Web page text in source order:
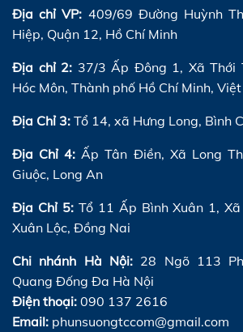
Địa chỉ VP: 409/69 Đường Huỳnh
Hiệp, Quận 12, Hồ Chí Minh
Địa chỉ 2: 37/3 Ấp Đông 1, Xã Thới
Hóc Môn, Thành phố Hồ Chí Minh,
Địa Chỉ 3: Tổ 14, xã Hưng Long, Bình
Địa Chỉ 4: Ấp Tân Điền, Xã Long
Giuộc, Long An
Địa Chỉ 5:Tổ 11 Ấp Bình Xuân 1, Xã
Xuân Lộc, Đồng Nai
Chi nhánh Hà Nội: 28 Ngõ 113
Quang Đống Đa Hà Nội
Điện thoại: 090 137 2616
Email: phunsuongtccom@gmail.com